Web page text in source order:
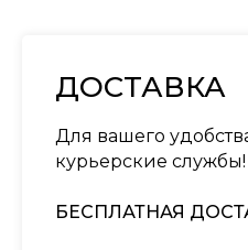
ДОСТАВКА
Для вашего
курьерские службы!
БЕСПЛАТНАЯ